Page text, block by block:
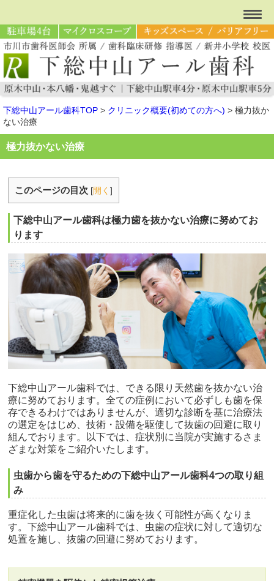
下総中山アール歯科TOP > クリニック概要(初めての方へ) > 極力抜か
ない治療
極力抜かない治療
このページの目次 [開く]
下総中山アール歯科は極力歯を抜かない治療に努めてお
ります
下総中山アール歯科では、できる限り天然歯を抜かない治
療に努めております。全ての症例において必ずしも歯を保
存できるわけではありませんが、適切な診断を基に治療法
の選定をはじめ、技術・設備を駆使して抜歯の回避に取り
組んでおります。以下では、症状別に当院が実施するさま
ざまな対策をご紹介いたします。
虫歯から歯を守るための下総中山アール歯科4つの取り組
み
重症化した虫歯は将来的に歯を抜く可能性が高くなりま
す。下総中山アール歯科では、虫歯の症状に対して適切な
処置を施し、抜歯の回避に努めております。